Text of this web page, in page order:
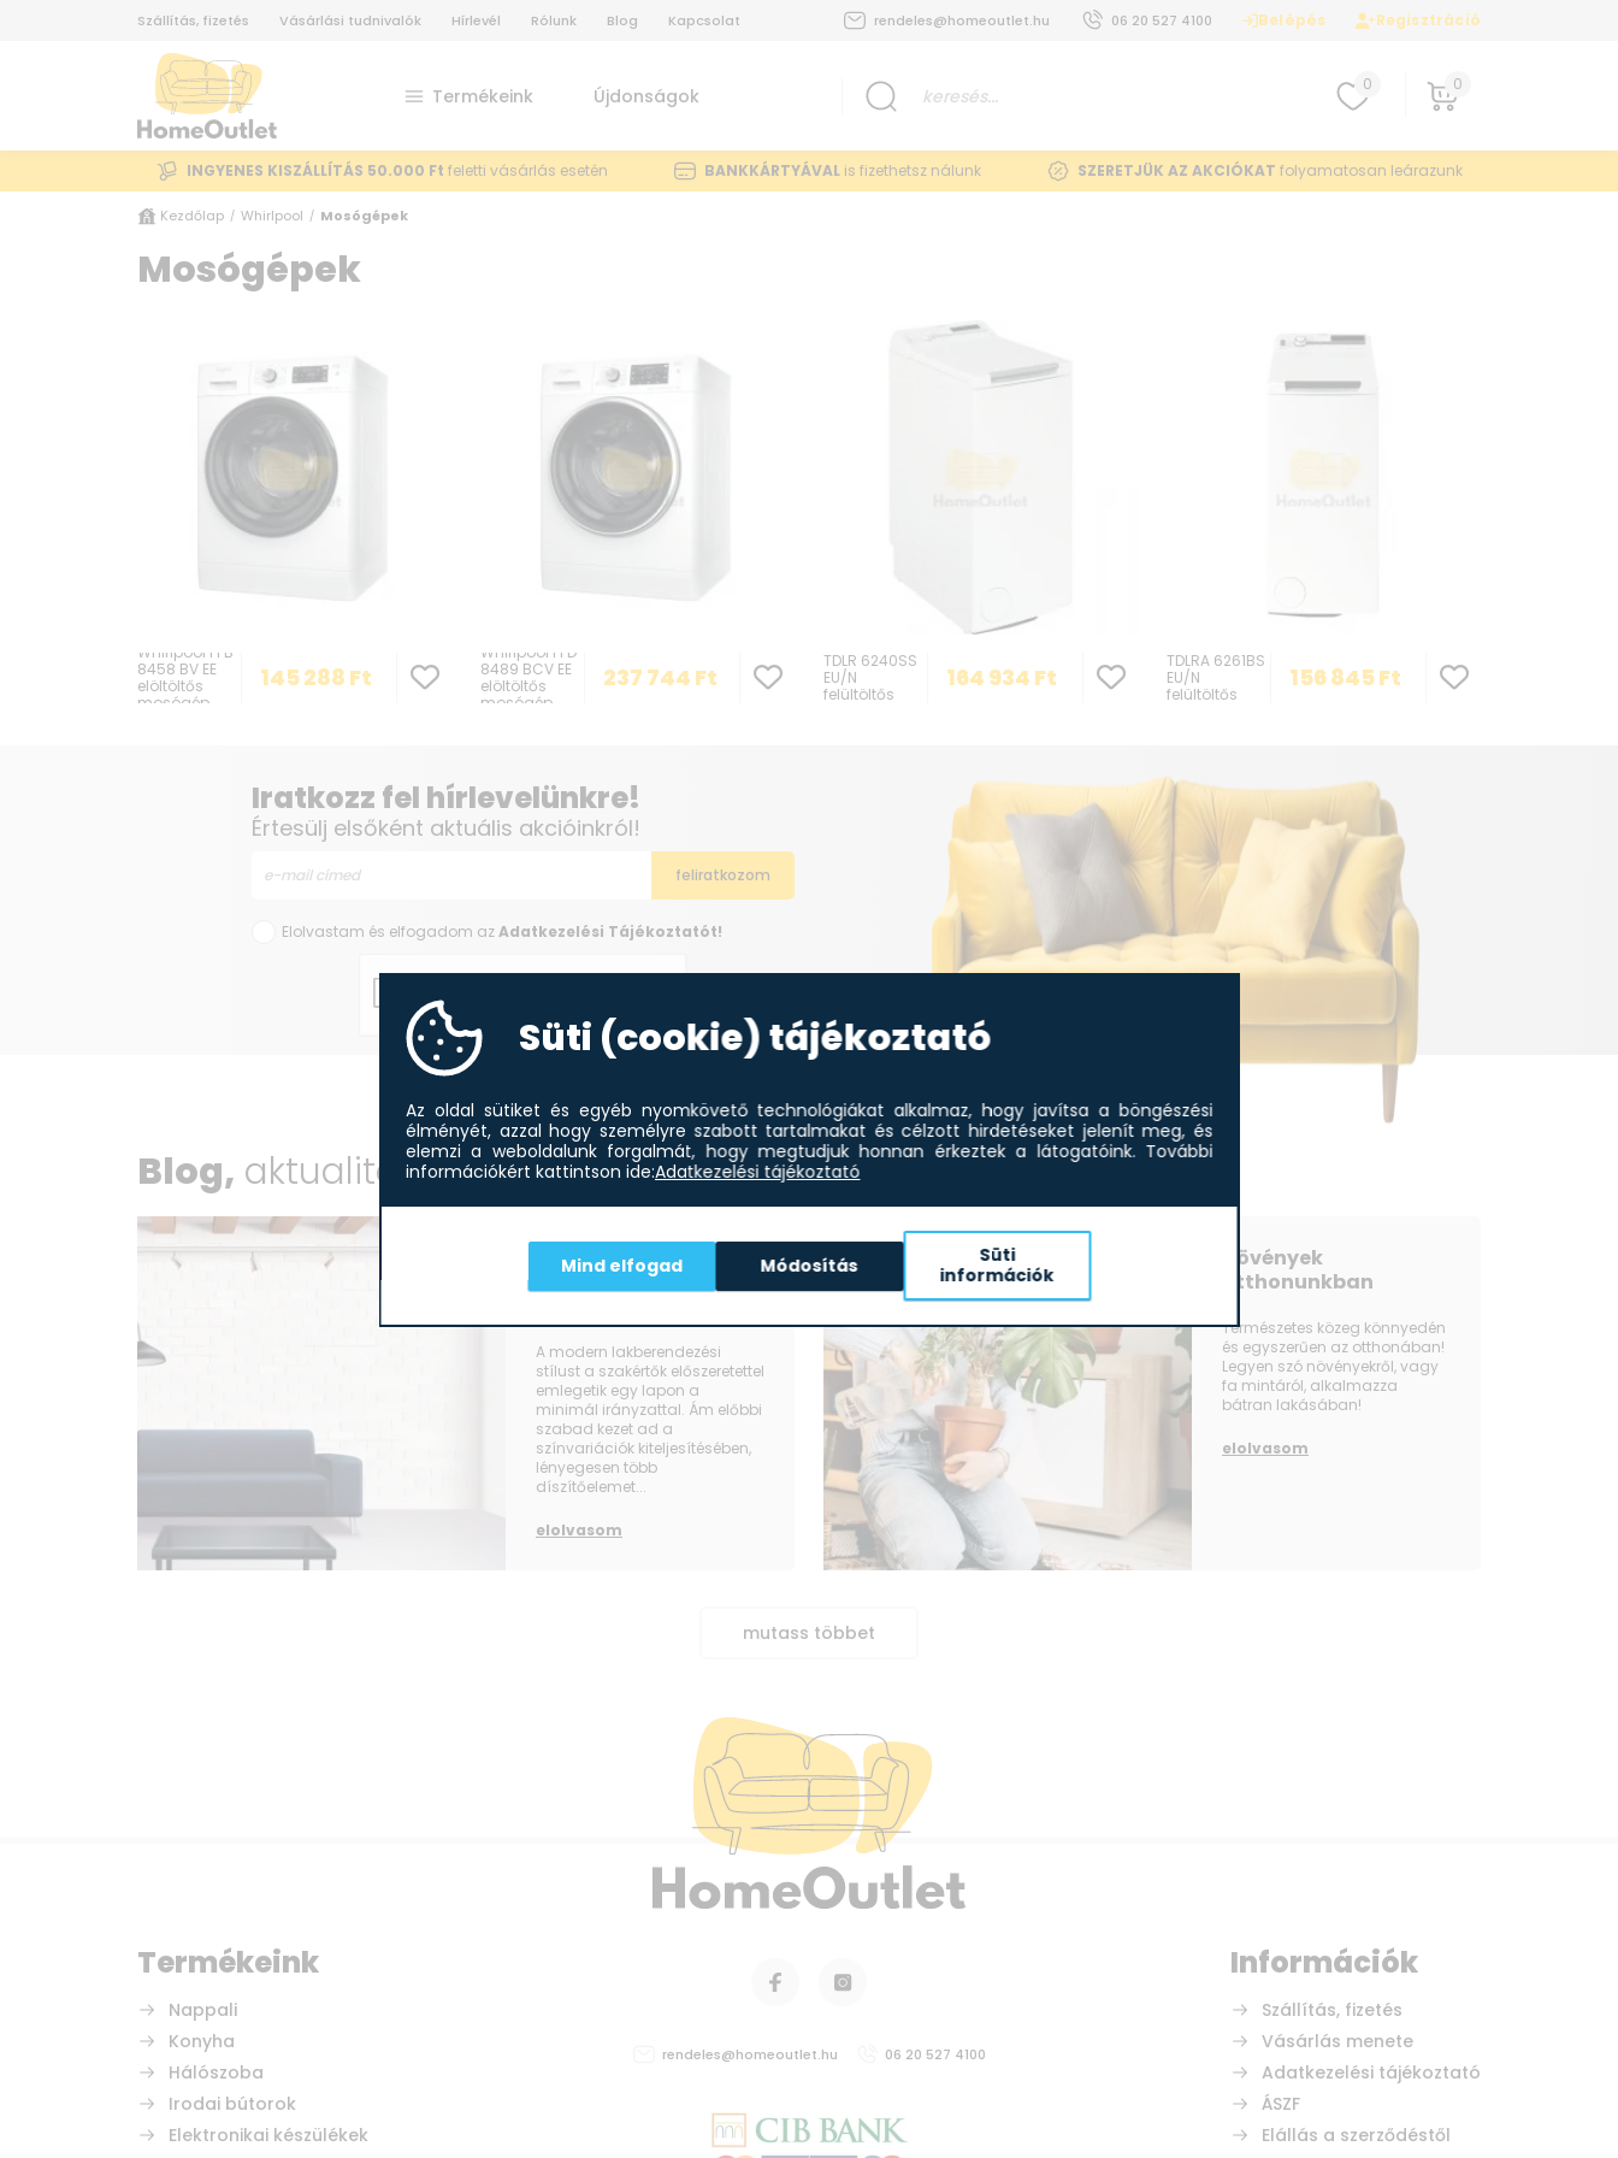
Szállítás, fizetés Vásárlási tudnivalók Hírlevél Rólunk Blog Kapcsolat rendeles@homeoutlet.hu 06 20 527 4100 Belépés Regisztráció
Termékeink Újdonságok
0 0
INGYENES KISZÁLLÍTÁS 50.000 Ft feletti vásárlás esetén BANKKÁRTYÁVAL is fizethetsz nálunk SZERETJÜK AZ AKCIÓKAT folyamatosan leárazunk
Kezdőlap / Whirlpool / Mosógépek
Mosógépek
Whirlpool FFB
8458 BV EE
elöltöltős
mosógép
145 288 Ft
Whirlpool FFD
8489 BCV EE
elöltöltős
mosógép
237 744 Ft
TDLR 6240SS
EU/N
felültöltős
164 934 Ft
TDLRA 6261BS
EU/N
felültöltős
156 845Ft
Iratkozz fel hírlevelünkre!
Értesülj elsőként aktuális akcióinkról!
Elolvastam és elfogadom azAdatkezelési Tájékoztatót!
Blog, aktualitások
Modern
lakberendezés
A modern lakberendezési
stílust a szakértők előszeretettel
emlegetik egy lapon a
minimál irányzattal. Ám előbbi
szabad kezet ad a
színvariációk kiteljesítésében,
lényegesen több
díszítőelemet...
elolvasom
Növények
otthonunkban
Természetes közeg könnyedén
és egyszerűen az otthonában!
Legyen szó növényekről, vagy
fa mintáról, alkalmazza
bátran lakásában!
elolvasom
mutass többet
Termékeink
Nappali
Konyha
Hálószoba
Irodai bútorok
Elektronikai készülékek
rendeles@homeoutlet.hu 06 20 527 4100
Információk
Szállítás, fizetés
Vásárlás menete
Adatkezelési tájékoztató
ÁSZF
Elállás a szerződéstől
Süti (cookie) tájékoztató
Az oldal sütiket és egyéb nyomkövető technológiákat alkalmaz, hogy javítsa a böngészési
élményét, azzal hogy személyre szabott tartalmakat és célzott hirdetéseket jelenít meg, és
elemzi a weboldalunk forgalmát, hogy megtudjuk honnan érkeztek a látogatóink. További
információkért kattintson ide:Adatkezelési tájékoztató
Mind elfogad Módosítás
Süti
információk